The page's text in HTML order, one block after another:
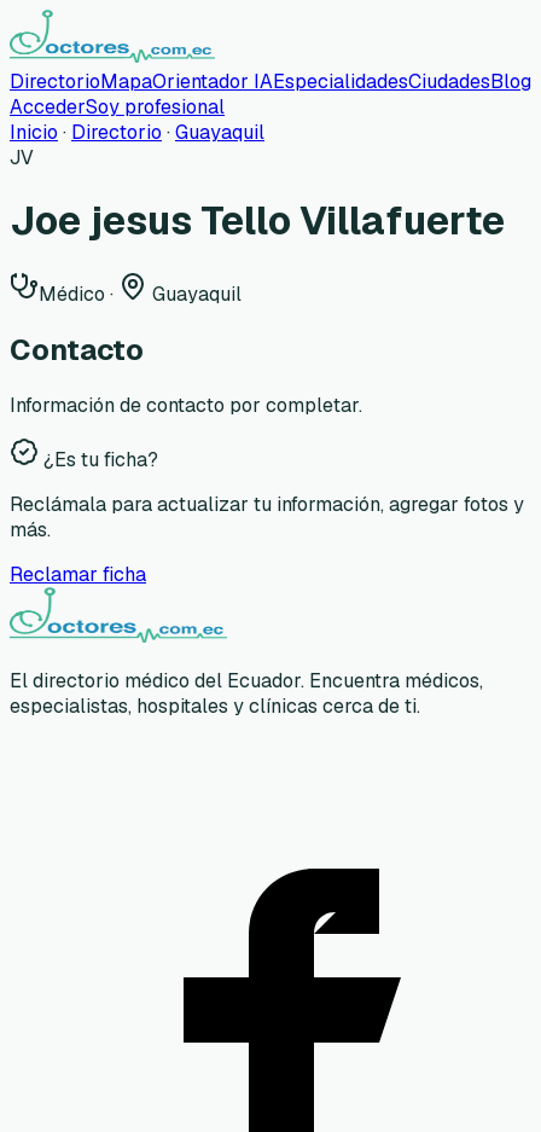
DirectorioMapaOrientador IAEspecialidadesCiudadesBlog
AccederSoy profesional
Inicio · Directorio ·Guayaquil
JV
Joe jesus Tello Villafuerte
Médico · Guayaquil
Contacto
Información de contacto por completar.
¿Es tu ficha?
Reclámala para actualizar tu información, agregar fotos y
más.
Reclamar ficha
El directorio médico del Ecuador. Encuentra médicos,
especialistas, hospitales y clínicas cerca de ti.